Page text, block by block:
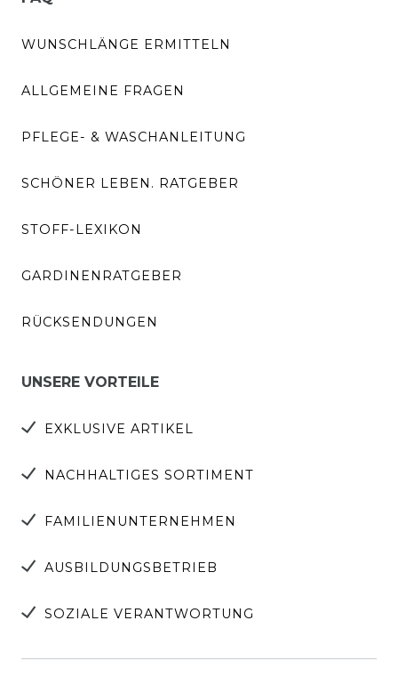
WUNSCHLÄNGE ERMITTELN
ALLGEMEINE FRAGEN
PFLEGE- & WASCHANLEITUNG
SCHÖNER LEBEN. RATGEBER
STOFF-LEXIKON
GARDINENRATGEBER
RÜCKSENDUNGEN
UNSERE VORTEILE
EXKLUSIVE ARTIKEL
NACHHALTIGES SORTIMENT
FAMILIENUNTERNEHMEN
AUSBILDUNGSBETRIEB
SOZIALE VERANTWORTUNG